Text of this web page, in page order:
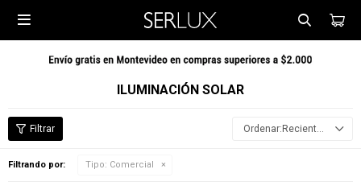

ILUMINACIÓN SOLAR
Recientes
Filtrando por: Tipo: Comercial